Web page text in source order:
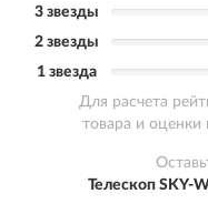
3 звезды
2 звезды
1 звезда
Для расчета
товара и оценки
Телескоп SKY-